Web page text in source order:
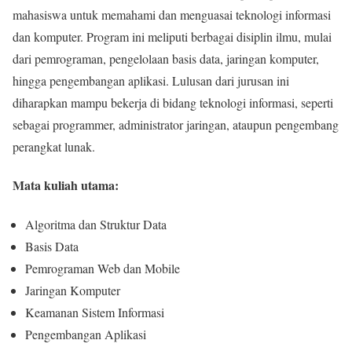
mahasiswa untuk memahami dan menguasai teknologi informasi
dan komputer. Program ini meliputi berbagai disiplin ilmu, mulai
dari pemrograman, pengelolaan basis data, jaringan komputer,
hingga pengembangan aplikasi. Lulusan dari jurusan ini
diharapkan mampu bekerja di bidang teknologi informasi, seperti
sebagai programmer, administrator jaringan, ataupun pengembang
perangkat lunak.
Mata kuliah utama:
Algoritma dan Struktur Data
Basis Data
Pemrograman Web dan Mobile
Jaringan Komputer
Keamanan Sistem Informasi
Pengembangan Aplikasi